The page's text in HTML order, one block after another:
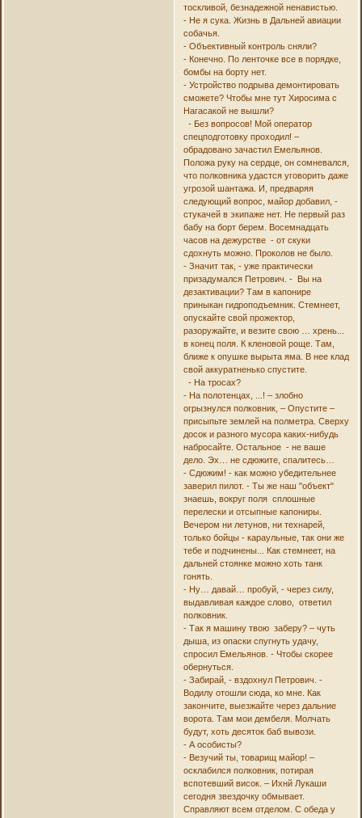
тоскливой, безнадежной ненавистью.
- Не я сука. Жизнь в Дальней авиации
собачья.
- Объективный контроль сняли?
- Конечно. По ленточке все в порядке,
бомбы на борту нет.
- Устройство подрыва демонтировать
сможете? Чтобы мне тут Хиросима с
Нагасакой не вышли?
- Без вопросов! Мой оператор
спецподготовку проходил! –
обрадовано зачастил Емельянов.
Положа руку на сердце, он сомневался,
что полковника удастся уговорить даже
угрозой шантажа. И, предваряя
следующий вопрос, майор добавил, -
стукачей в экипаже нет. Не первый раз
бабу на борт берем. Восемнадцать
часов на дежурстве - от скуки
сдохнуть можно. Проколов не было.
- Значит так, - уже практически
призадумался Петрович. - Вы на
дезактивации? Там в капонире
приныкан гидроподъемник. Стемнеет,
опускайте свой прожектор,
разоружайте, и везите свою … хрень...
в конец поля. К кленовой роще. Там,
ближе к опушке вырыта яма. В нее клад
свой аккуратненько спустите.
- На тросах?
- На полотенцах, ...! – злобно
огрызнулся полковник, – Опустите –
присыпьте землей на полметра. Сверху
досок и разного мусора каких-нибудь
набросайте. Остальное - не ваше
дело. Эх… не сдюжите, спалитесь…
- Сдюжим! - как можно убедительнее
заверил пилот. - Ты же наш "объект"
знаешь, вокруг поля сплошные
перелески и отсыпные капониры.
Вечером ни летунов, ни технарей,
только бойцы - караульные, так они же
тебе и подчинены... Как стемнеет, на
дальней стоянке можно хоть танк
гонять.
- Ну… давай… пробуй, - через силу,
выдавливая каждое слово, ответил
полковник.
- Так я машину твою заберу? – чуть
дыша, из опаски спугнуть удачу,
спросил Емельянов. - Чтобы скорее
обернуться.
- Забирай, - вздохнул Петрович. -
Водилу отошли сюда, ко мне. Как
закончите, выезжайте через дальние
ворота. Там мои дембеля. Молчать
будут, хоть десяток баб вывози.
- А особисты?
- Везучий ты, товарищ майор! –
осклабился полковник, потирая
вспотевший висок. – Ихнй Лукаши
сегодня звездочку обмывает.
Справляют всем отделом. С обеда у